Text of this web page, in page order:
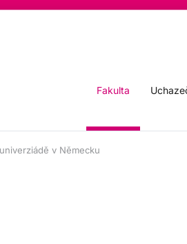
Fakulta
v Německu